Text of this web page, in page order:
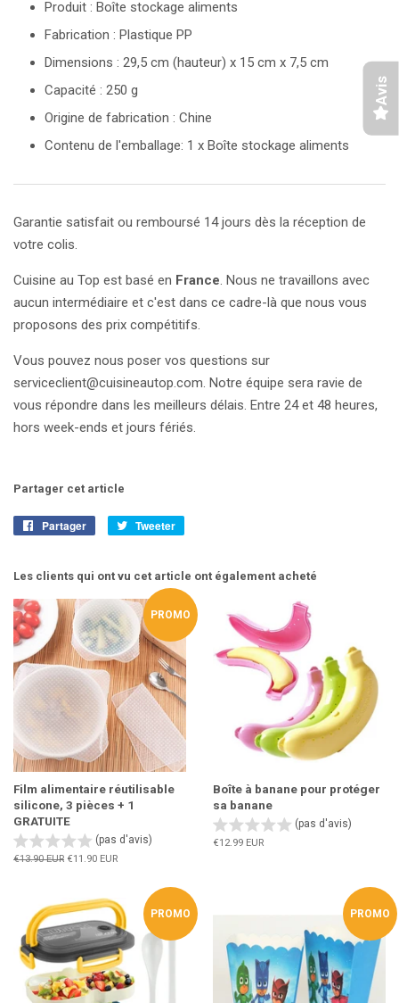
Produit : Boîte stockage aliments
Fabrication : Plastique PP
Dimensions : 29,5 cm (hauteur) x 15 cm x 7,5 cm
Capacité : 250 g
Origine de fabrication : Chine
Contenu de l'emballage: 1 x Boîte stockage aliments
Garantie satisfait ou remboursé 14 jours dès la réception de
votre colis.
Cuisine au Top est basé en France. Nous ne travaillons avec
aucun intermédiaire et c'est dans ce cadre-là que nous vous
proposons des prix compétitifs.
Vous pouvez nous poser vos questions sur
serviceclient@cuisineautop.com. Notre équipe sera ravie de
vous répondre dans les meilleurs délais. Entre 24 et 48 heures,
hors week-ends et jours fériés.
Partager cet article
Partager
PartagerTweeter
Les clients qui ont vu cet article ont également acheté
PROMO
Film alimentaire réutilisable
silicone, 3 pièces + 1
GRATUITE
(pas d'avis)
Prix
€13.90 EUR Prix
€11.90 EUR
Boîte à banane pour protéger
sa banane
(pas d'avis)
Prix
€12.99 EUR
PROMO PROMO
Avis